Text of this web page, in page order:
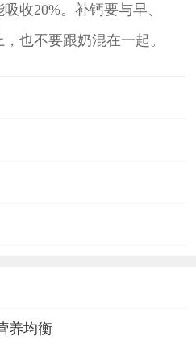
收20%。补钙要与早、
也不要跟奶混在一起。
养均衡